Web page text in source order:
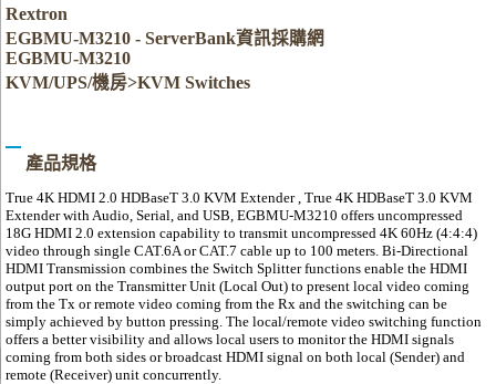
Rextron
EGBMU-M3210 - ServerBank資訊採購網
EGBMU-M3210
KVM/UPS/機房>KVM Switches
產品規格
True 4K HDMI 2.0 HDBaseT 3.0 KVM Extender , True 4K HDBaseT 3.0 KVM
Extender with Audio, Serial, and USB, EGBMU-M3210 offers uncompressed
18G HDMI 2.0 extension capability to transmit uncompressed 4K 60Hz (4:4:4)
video through single CAT.6A or CAT.7 cable up to 100 meters. Bi-Directional
HDMI Transmission combines the Switch Splitter functions enable the HDMI
output port on the Transmitter Unit (Local Out) to present local video coming
from the Tx or remote video coming from the Rx and the switching can be
simply achieved by button pressing. The local/remote video switching function
offers a better visibility and allows local users to monitor the HDMI signals
coming from both sides or broadcast HDMI signal on both local (Sender) and
remote (Receiver) unit concurrently.